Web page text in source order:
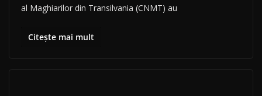
al Maghiarilor din Transilvania (CNMT) au
Citește mai mult